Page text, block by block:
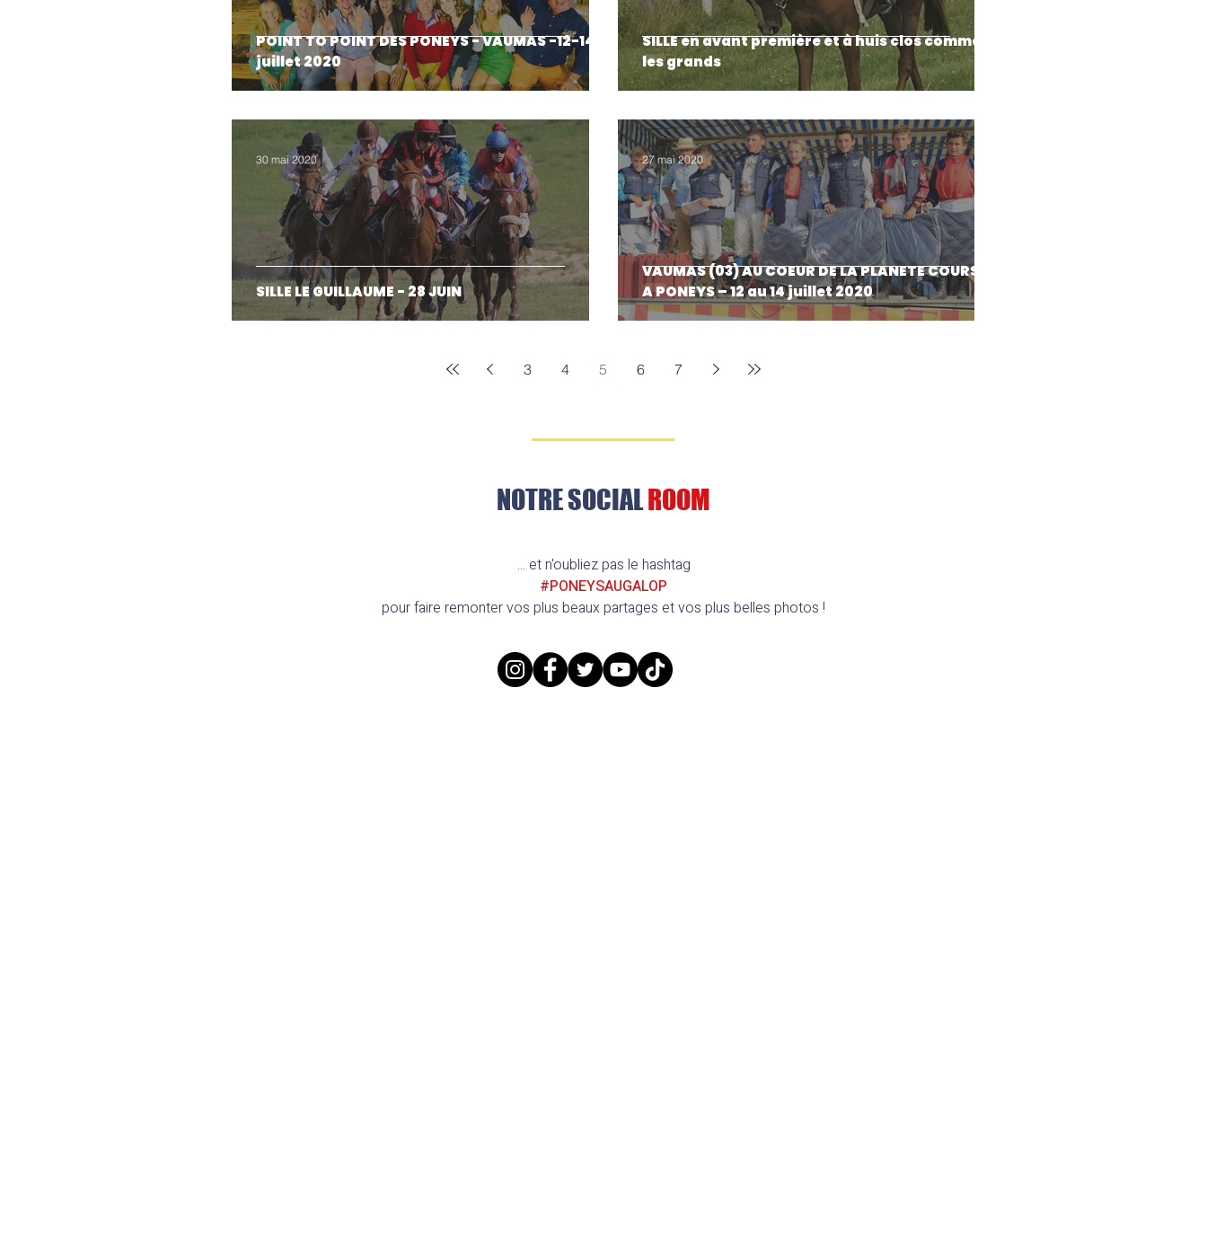
POINT TO POINT DES PONEYS - VAUMAS -12-14
juillet 2020
SILLE en avant première et à huis clos comme
les grands
SILLE LE GUILLAUME - 28 JUIN
30 mai 2020
VAUMAS (03) AU COEUR DE LA PLANETE COURSES
A PONEYS – 12 au 14 juillet 2020
27 mai 2020
3 4 5 6 7
NOTRE SOCIALROOM
... et n'oubliez pas le hashtag
#PONEYSAUGALOP
pour faire remonter vos plus beaux partages et vos plus belles photos !